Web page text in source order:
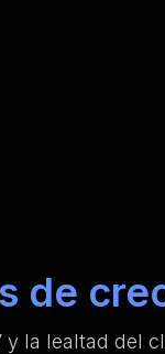
de
la lealtad del